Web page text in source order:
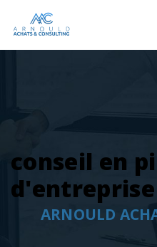
conseil en
d'entreprise
ARNOULD
Panneau de gestion des